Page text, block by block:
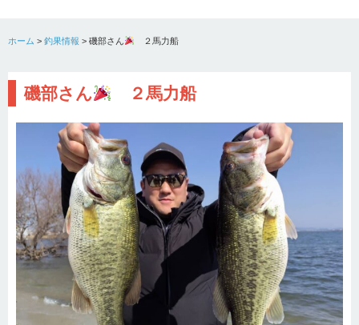
ホーム > 釣果情報 > 磯部さん ２馬力船
磯部さん ２馬力船